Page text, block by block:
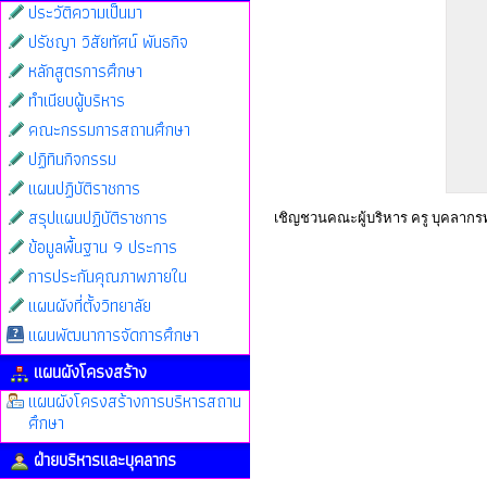
ประวัติความเป็นมา
ปรัชญา วิสัยทัศน์ พันธกิจ
หลักสูตรการศึกษา
ทำเนียบผู้บริหาร
คณะกรรมการสถานศึกษา
ปฏิทินกิจกรรม
แผนปฏิบัติราชการ
สรุปแผนปฏิบัติราชการ
ข้อมูลพื้นฐาน 9 ประการ
การประกันคุณภาพภายใน
แผนผังที่ตั้งวิทยาลัย
แผนพัฒนาการจัดการศึกษา
แผนผังโครงสร้าง
แผนผังโครงสร้างการบริหารสถาน
ศึกษา
ฝ่ายบริหารและบุคลากร
เชิญชวนคณะผู้บริหาร ครู บุคลากร